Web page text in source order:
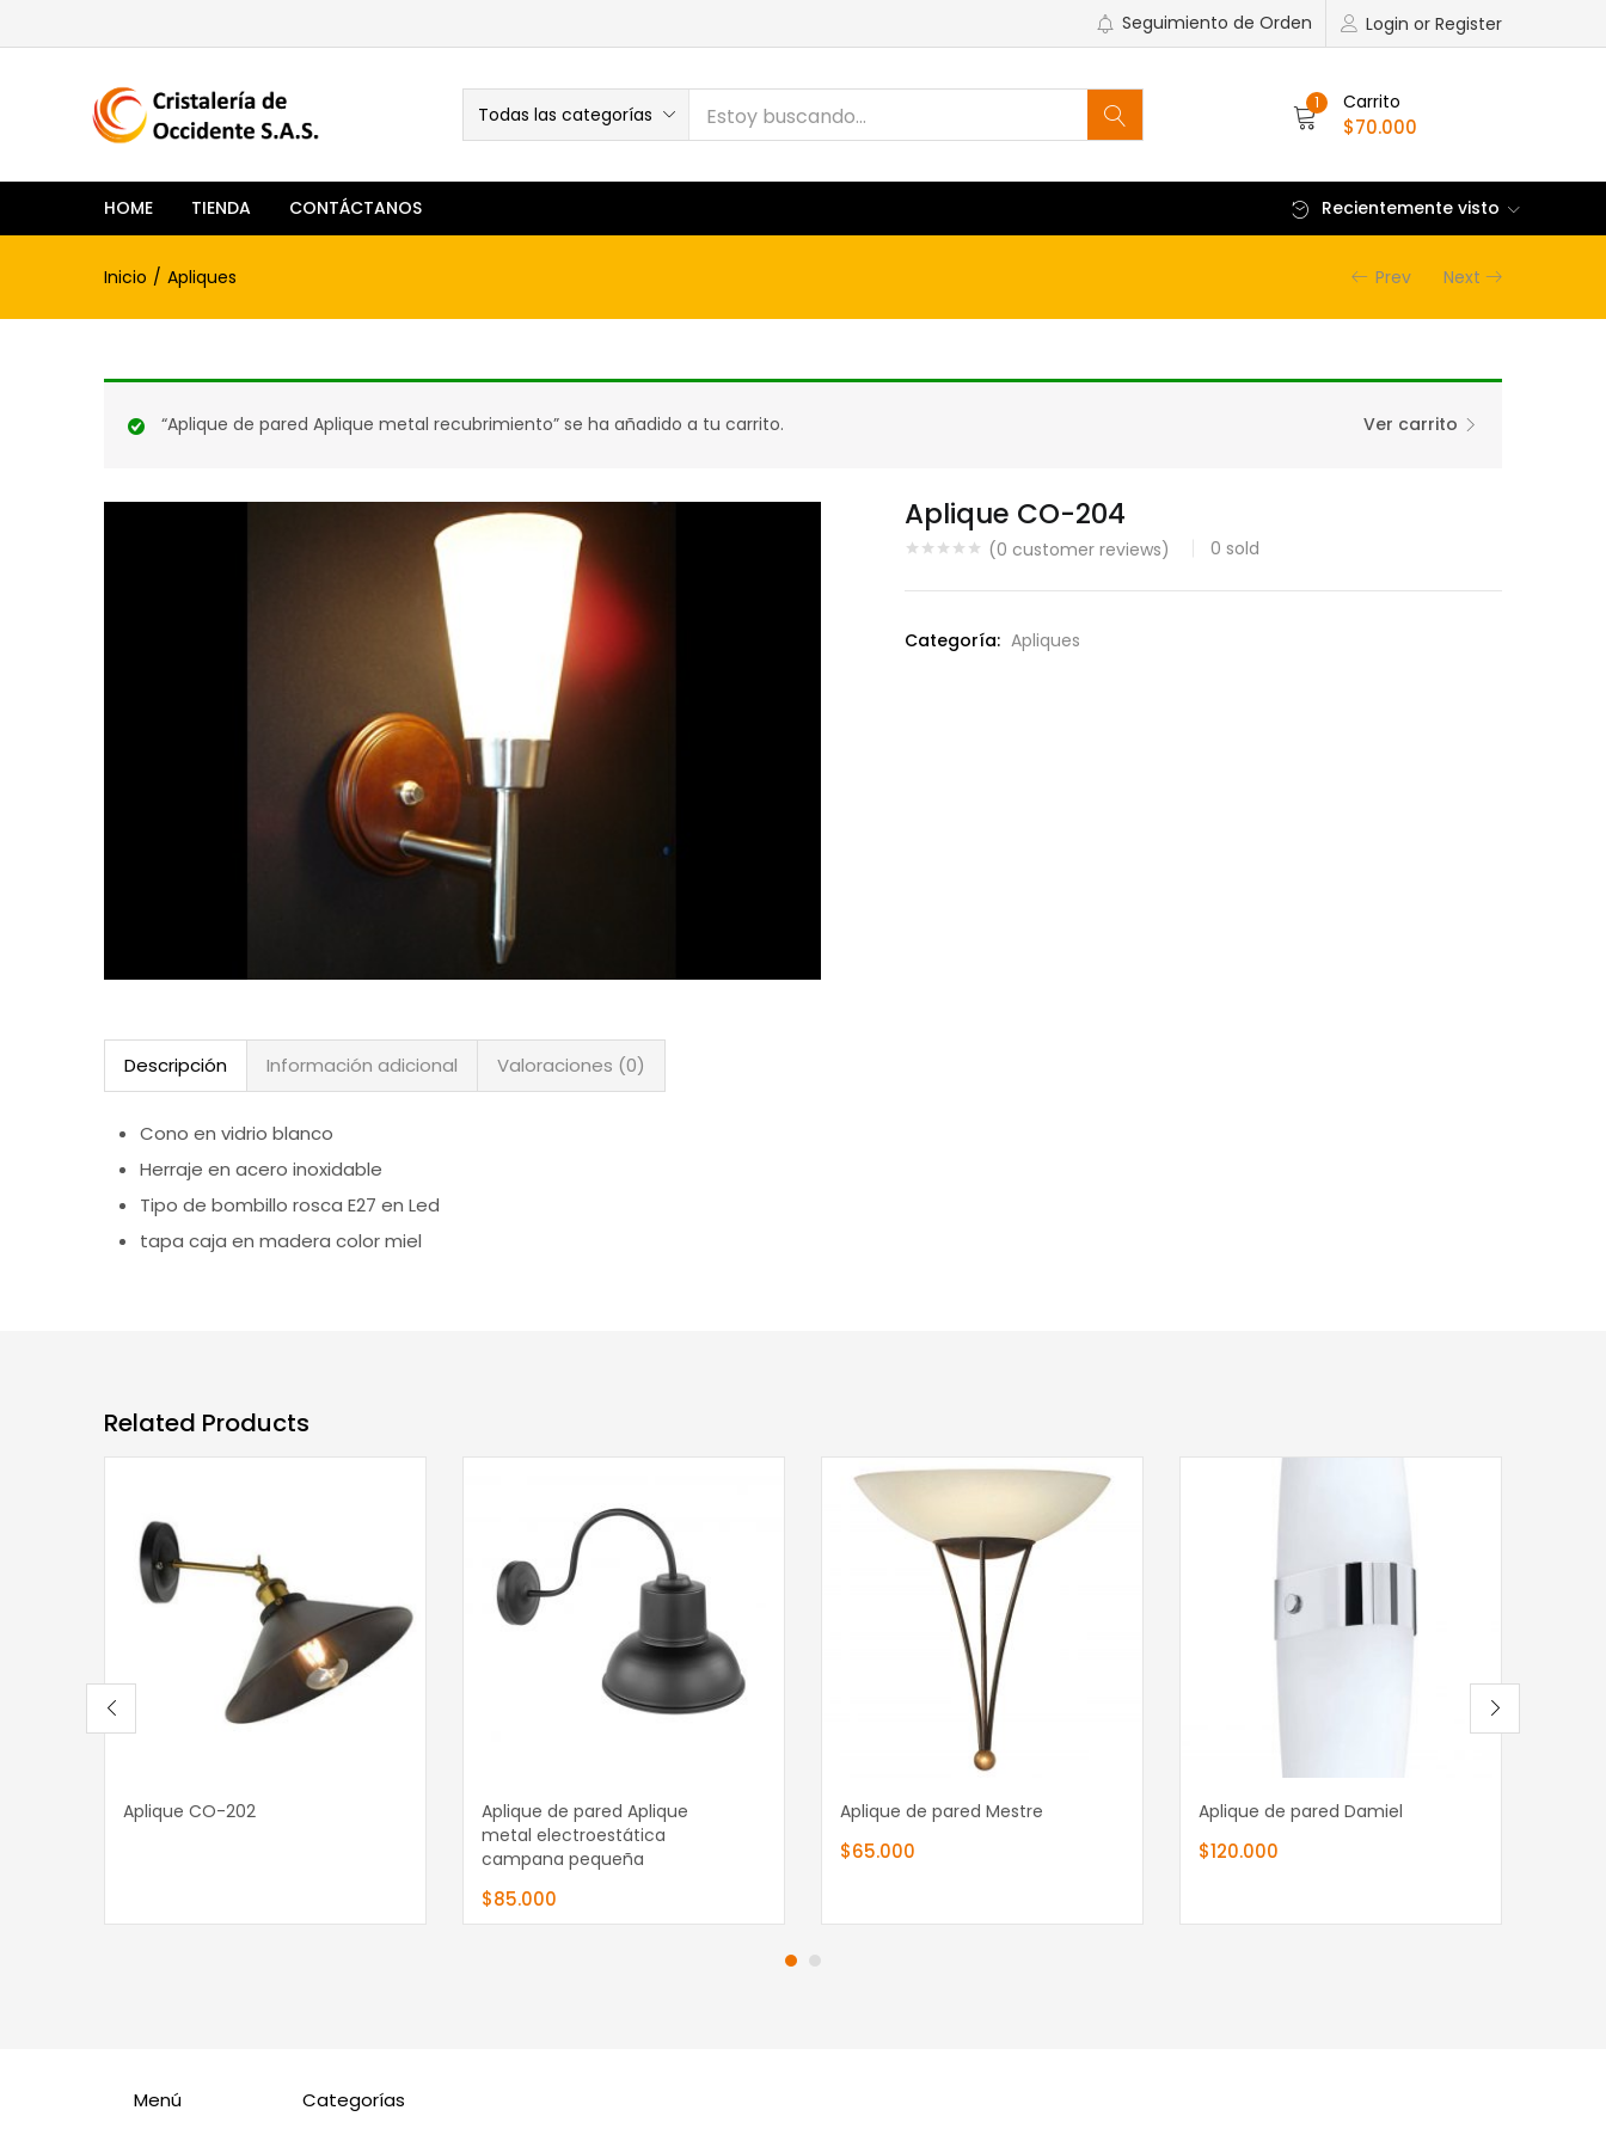
Login or Register
Seguimiento de Orden
Todas las categorías
1
$70.000
HOME TIENDA CONTÁCTANOS Recientemente visto
Inicio Apliques Prev Next
Ver carrito
“Aplique de pared Aplique metal recubrimiento” se ha añadido a tu carrito.
Aplique CO-204
(0 customer reviews) 0 sold
Categoría: Apliques
Descripción Información adicional Valoraciones (0)
Cono en vidrio blanco
Herraje en acero inoxidable
Tipo de bombillo rosca E27 en Led
tapa caja en madera color miel
Related Products
Leer más
Aplique CO-202 Añadir al carrito
Aplique de pared Aplique
metal electroestática
campana pequeña
$85.000
Añadir al carrito
Aplique de pared Mestre
$65.000
Añadir al carrito
Aplique de pared Damiel
$120.000
Menú Categorías